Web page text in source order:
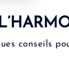
conseils